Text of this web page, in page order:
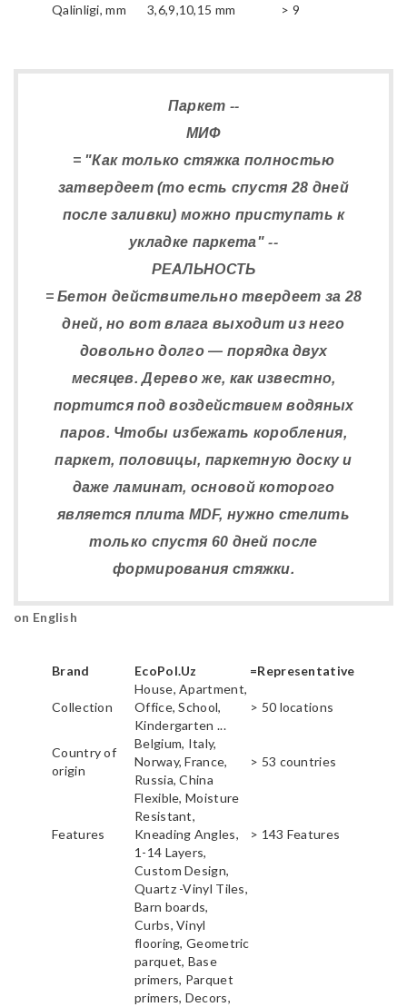
Qalinligi, mm
3,6,9,10,15 mm > 9
Паркет --
МИФ
= "Как только стяжка полностью
затвердеет (то есть спустя 28 дней
после заливки) можно приступать к
укладке паркета" --
РЕАЛЬНОСТЬ
= Бетон действительно твердеет за 28
дней, но вот влага выходит из него
довольно долго — порядка двух
месяцев. Дерево же, как известно,
портится под воздействием водяных
паров. Чтобы избежать коробления,
паркет, половицы, паркетную доску и
даже ламинат, основой которого
является плита MDF, нужно стелить
только спустя 60 дней после
формирования стяжки.
on English
Brand EcoPol.Uz =Representative
Collection
House, Apartment,
Office, School,
Kindergarten ...
> 50 locations
Country of
origin
Belgium, Italy,
Norway, France,
Russia, China
> 53 countries
Features
Flexible, Moisture
Resistant,
Kneading Angles,
1-14 Layers,
Custom Design,
> 143 Features
Quartz -Vinyl Tiles,
Barn boards,
Curbs, Vinyl
flooring, Geometric
parquet, Base
primers, Parquet
primers, Decors,